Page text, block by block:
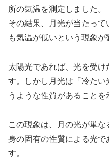
所の気温を測定しました。
その結果、月光が当たって
も気温が低いという現象が
太陽光であれば、光を受け
す。しかし月光は「冷た
うような性質があることを
この現象は、月の光が単
身の固有の性質による光で
す。